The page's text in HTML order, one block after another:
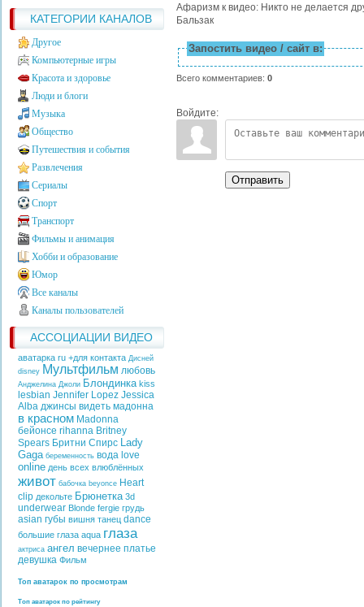
КАТЕГОРИИ КАНАЛОВ
Другое
Компьютерные игры
Красота и здоровье
Люди и блоги
Музыка
Общество
Путешествия и события
Развлечения
Сериалы
Спорт
Транспорт
Фильмы и анимация
Хобби и образование
Юмор
Все каналы
Каналы пользователей
АССОЦИАЦИИ ВИДЕО
аватарка ru +для контакта Дисней
disney Мультфильм любовь
Анджелина Джоли Блондинка kiss
lesbian Jennifer Lopez Jessica
Alba джинсы видеть мадонна
в красном Madonna
бейонсе rihanna Britney
Spears Бритни Спирс Lady
Gaga беременность вода love
online день всех влюблённых
живот бабочка beyonce Heart
clip декольте Брюнетка 3d
underwear Blonde fergie грудь
asian губы вишня танец dance
большие глаза aqua глаза
актриса ангел вечернее платье
девушка Фильм
Топ аватарок по просмотрам
Топ аватарок по рейтингу
Афаризм к видео: Никто не делается
Бальзак
Запостить видео / сайт в:
Всего комментариев: 0
Войдите:
Отправить